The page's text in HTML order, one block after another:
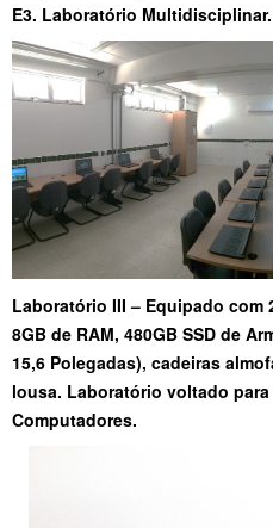
E3. Laboratório Multidisciplinar.
Laboratório III – Equipado com
8GB de RAM, 480GB SSD de
15,6 Polegadas), cadeiras
lousa. Laboratório voltado
Computadores.